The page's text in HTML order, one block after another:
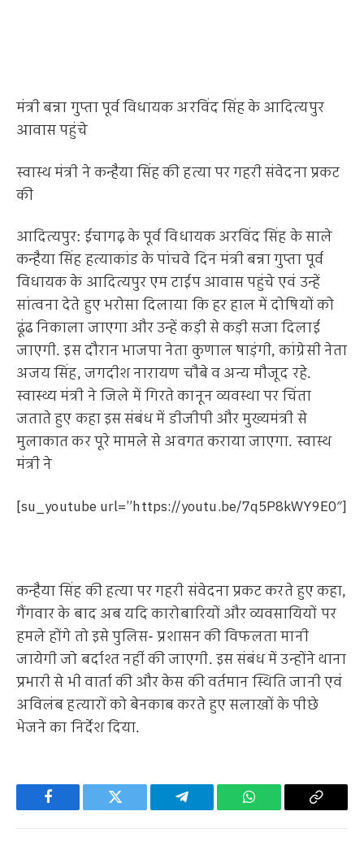
मंत्री बन्ना गुप्ता पूर्व विधायक अरविंद सिंह के आदित्यपुर
आवास पहुंचे
स्वास्थ मंत्री ने कन्हैया सिंह की हत्या पर गहरी संवेदना प्रकट
की
आदित्यपुर: ईचागढ़ के पूर्व विधायक अरविंद सिंह के साले
कन्हैया सिंह हत्याकांड के पांचवे दिन मंत्री बन्ना गुप्ता पूर्व
विधायक के आदित्यपुर एम टाईप आवास पहुंचे एवं उन्हें
सांत्वना देते हुए भरोसा दिलाया कि हर हाल में दोषियों को
ढूंढ निकाला जाएगा और उन्हें कड़ी से कड़ी सजा दिलाई
जाएगी. इस दौरान भाजपा नेता कुणाल षाड़ंगी, कांग्रेसी नेता
अजय सिंह, जगदीश नारायण चौबे व अन्य मौजूद रहे.
स्वास्थ्य मंत्री ने जिले में गिरते कानून व्यवस्था पर चिंता
जताते हुए कहा इस संबंध में डीजीपी और मुख्यमंत्री से
मुलाकात कर पूरे मामले से अवगत कराया जाएगा. स्वास्थ
मंत्री ने
[su_youtube url=”https://youtu.be/7q5P8kWY9E0″]
कन्हैया सिंह की हत्या पर गहरी संवेदना प्रकट करते हुए कहा,
गैंगवार के बाद अब यदि कारोबारियों और व्यवसायियों पर
हमले होंगे तो इसे पुलिस- प्रशासन की विफलता मानी
जायेगी जो बर्दाश्त नहीं की जाएगी. इस संबंध में उन्होंने थाना
प्रभारी से भी वार्ता की और केस की वर्तमान स्थिति जानी एवं
अविलंब हत्यारों को बेनकाब करते हुए सलाखों के पीछे
भेजने का निर्देश दिया.
Facebook Twitter Telegram WhatsApp Copy